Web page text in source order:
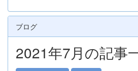
ブログ
2021年7月の記事